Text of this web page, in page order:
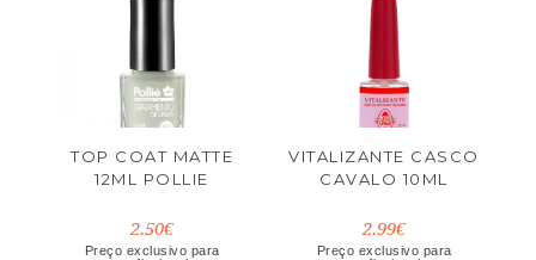
TOP COAT MATTE
12ML POLLIE
2.50€
Preço exclusivo para
VITALIZANTE CASCO
CAVALO 10ML
2.99€
Preço exclusivo para